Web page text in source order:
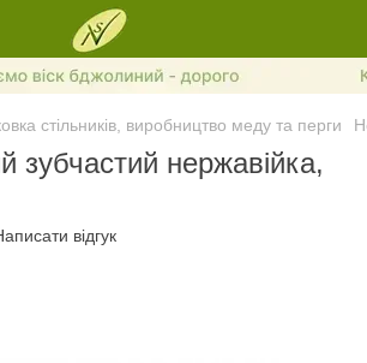
стільників, виробництво меду та перги
зубчастий нержавійка,
відгук